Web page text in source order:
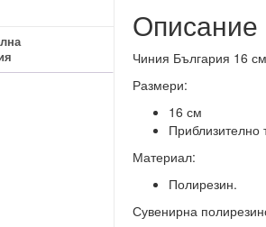
Описание
Чиния България 16 см
Размери:
16 см
Приблизително
Материал:
Полирезин.
Сувенирна